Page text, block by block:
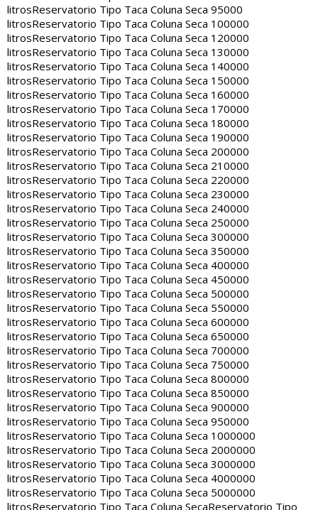
litrosReservatorio Tipo Taca Coluna Seca 95000
litrosReservatorio Tipo Taca Coluna Seca 100000
litrosReservatorio Tipo Taca Coluna Seca 120000
litrosReservatorio Tipo Taca Coluna Seca 130000
litrosReservatorio Tipo Taca Coluna Seca 140000
litrosReservatorio Tipo Taca Coluna Seca 150000
litrosReservatorio Tipo Taca Coluna Seca 160000
litrosReservatorio Tipo Taca Coluna Seca 170000
litrosReservatorio Tipo Taca Coluna Seca 180000
litrosReservatorio Tipo Taca Coluna Seca 190000
litrosReservatorio Tipo Taca Coluna Seca 200000
litrosReservatorio Tipo Taca Coluna Seca 210000
litrosReservatorio Tipo Taca Coluna Seca 220000
litrosReservatorio Tipo Taca Coluna Seca 230000
litrosReservatorio Tipo Taca Coluna Seca 240000
litrosReservatorio Tipo Taca Coluna Seca 250000
litrosReservatorio Tipo Taca Coluna Seca 300000
litrosReservatorio Tipo Taca Coluna Seca 350000
litrosReservatorio Tipo Taca Coluna Seca 400000
litrosReservatorio Tipo Taca Coluna Seca 450000
litrosReservatorio Tipo Taca Coluna Seca 500000
litrosReservatorio Tipo Taca Coluna Seca 550000
litrosReservatorio Tipo Taca Coluna Seca 600000
litrosReservatorio Tipo Taca Coluna Seca 650000
litrosReservatorio Tipo Taca Coluna Seca 700000
litrosReservatorio Tipo Taca Coluna Seca 750000
litrosReservatorio Tipo Taca Coluna Seca 800000
litrosReservatorio Tipo Taca Coluna Seca 850000
litrosReservatorio Tipo Taca Coluna Seca 900000
litrosReservatorio Tipo Taca Coluna Seca 950000
litrosReservatorio Tipo Taca Coluna Seca 1000000
litrosReservatorio Tipo Taca Coluna Seca 2000000
litrosReservatorio Tipo Taca Coluna Seca 3000000
litrosReservatorio Tipo Taca Coluna Seca 4000000
litrosReservatorio Tipo Taca Coluna Seca 5000000
litrosReservatorio Tipo Taca Coluna SecaReservatorio Tipo